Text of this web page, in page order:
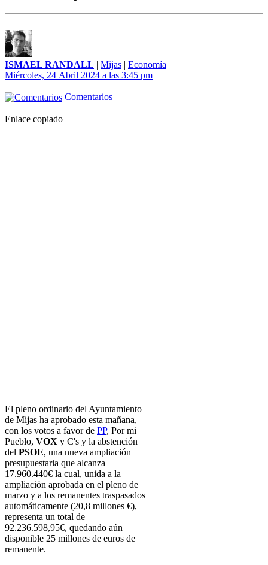
ISMAEL RANDALL | Mijas | Economía
Miércoles, 24 Abril 2024 a las 3:45 pm
Comentarios
Enlace copiado
El pleno ordinario del Ayuntamiento
de Mijas ha aprobado esta mañana,
con los votos a favor de PP, Por mi
Pueblo, VOX y C's y la abstención
del PSOE, una nueva ampliación
presupuestaria que alcanza
17.960.440€ la cual, unida a la
ampliación aprobada en el pleno de
marzo y a los remanentes traspasados
automáticamente (20,8 millones €),
representa un total de
92.236.598,95€, quedando aún
disponible 25 millones de euros de
remanente.